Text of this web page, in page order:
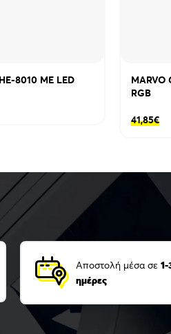
8010 ΜΕ LED
RGB
41,85€
Αποστολή μέσα σε 1-
ημέρες